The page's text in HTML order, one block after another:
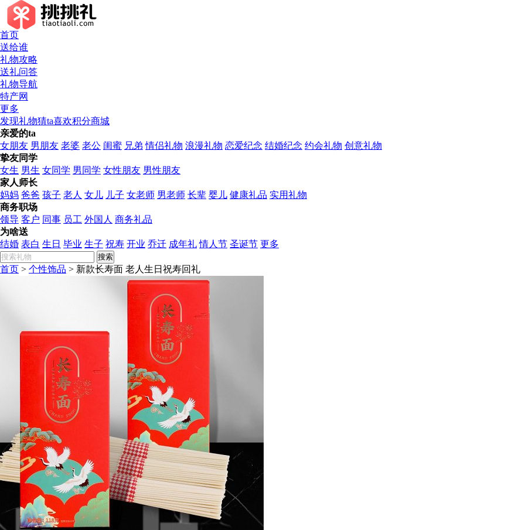
挑挑礼
首页
送给谁
礼物攻略
送礼问答
礼物导航
特产网
更多
发现礼物猜ta喜欢积分商城
亲爱的ta
女朋友 男朋友 老婆 老公 闺蜜 兄弟 情侣礼物 浪漫礼物 恋爱纪念 结婚纪念 约会礼物 创意礼物
挚友同学
女生 男生 女同学 男同学 女性朋友 男性朋友
家人师长
妈妈 爸爸 孩子 老人 女儿 儿子 女老师 男老师 长辈 婴儿 健康礼品 实用礼物
商务职场
领导 客户 同事 员工 外国人 商务礼品
为啥送
结婚 表白 生日 毕业 生子 祝寿 开业 乔迁 成年礼 情人节 圣诞节 更多
首页 > 个性饰品 > 新款长寿面 老人生日祝寿回礼